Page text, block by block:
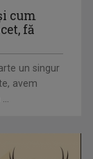
cum
fă
un singur
avem